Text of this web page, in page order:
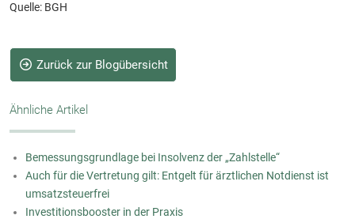
Quelle: BGH
Zurück zur Blogübersicht
Ähnliche Artikel
Bemessungsgrundlage bei Insolvenz der „Zahlstelle“
Auch für die Vertretung gilt: Entgelt für ärztlichen Notdienst ist
umsatzsteuerfrei
Investitionsbooster in der Praxis